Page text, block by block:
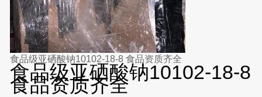
食品级亚硒酸钠10102-18-8 食品资质齐全
食品级亚硒酸钠10102-18-8
食品资质齐全